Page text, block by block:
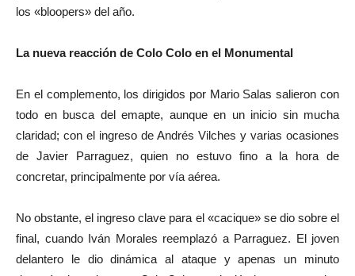
los «bloopers» del año.
La nueva reacción de Colo Colo en el Monumental
En el complemento, los dirigidos por Mario Salas salieron con
todo en busca del emapte, aunque en un inicio sin mucha
claridad; con el ingreso de Andrés Vilches y varias ocasiones
de Javier Parraguez, quien no estuvo fino a la hora de
concretar, principalmente por vía aérea.
No obstante, el ingreso clave para el «cacique» se dio sobre el
final, cuando Iván Morales reemplazó a Parraguez. El joven
delantero le dio dinámica al ataque y apenas un minuto